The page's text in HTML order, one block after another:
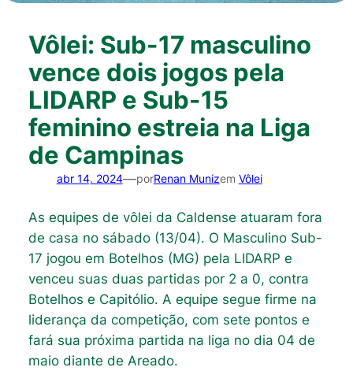
Vôlei: Sub-17 masculino
vence dois jogos pela
LIDARP e Sub-15
feminino estreia na Liga
de Campinas
abr 14, 2024—porRenan Munizem Vôlei
As equipes de vôlei da Caldense atuaram fora
de casa no sábado (13/04). O Masculino Sub-
17 jogou em Botelhos (MG) pela LIDARP e
venceu suas duas partidas por 2 a 0, contra
Botelhos e Capitólio. A equipe segue firme na
liderança da competição, com sete pontos e
fará sua próxima partida na liga no dia 04 de
maio diante de Areado.